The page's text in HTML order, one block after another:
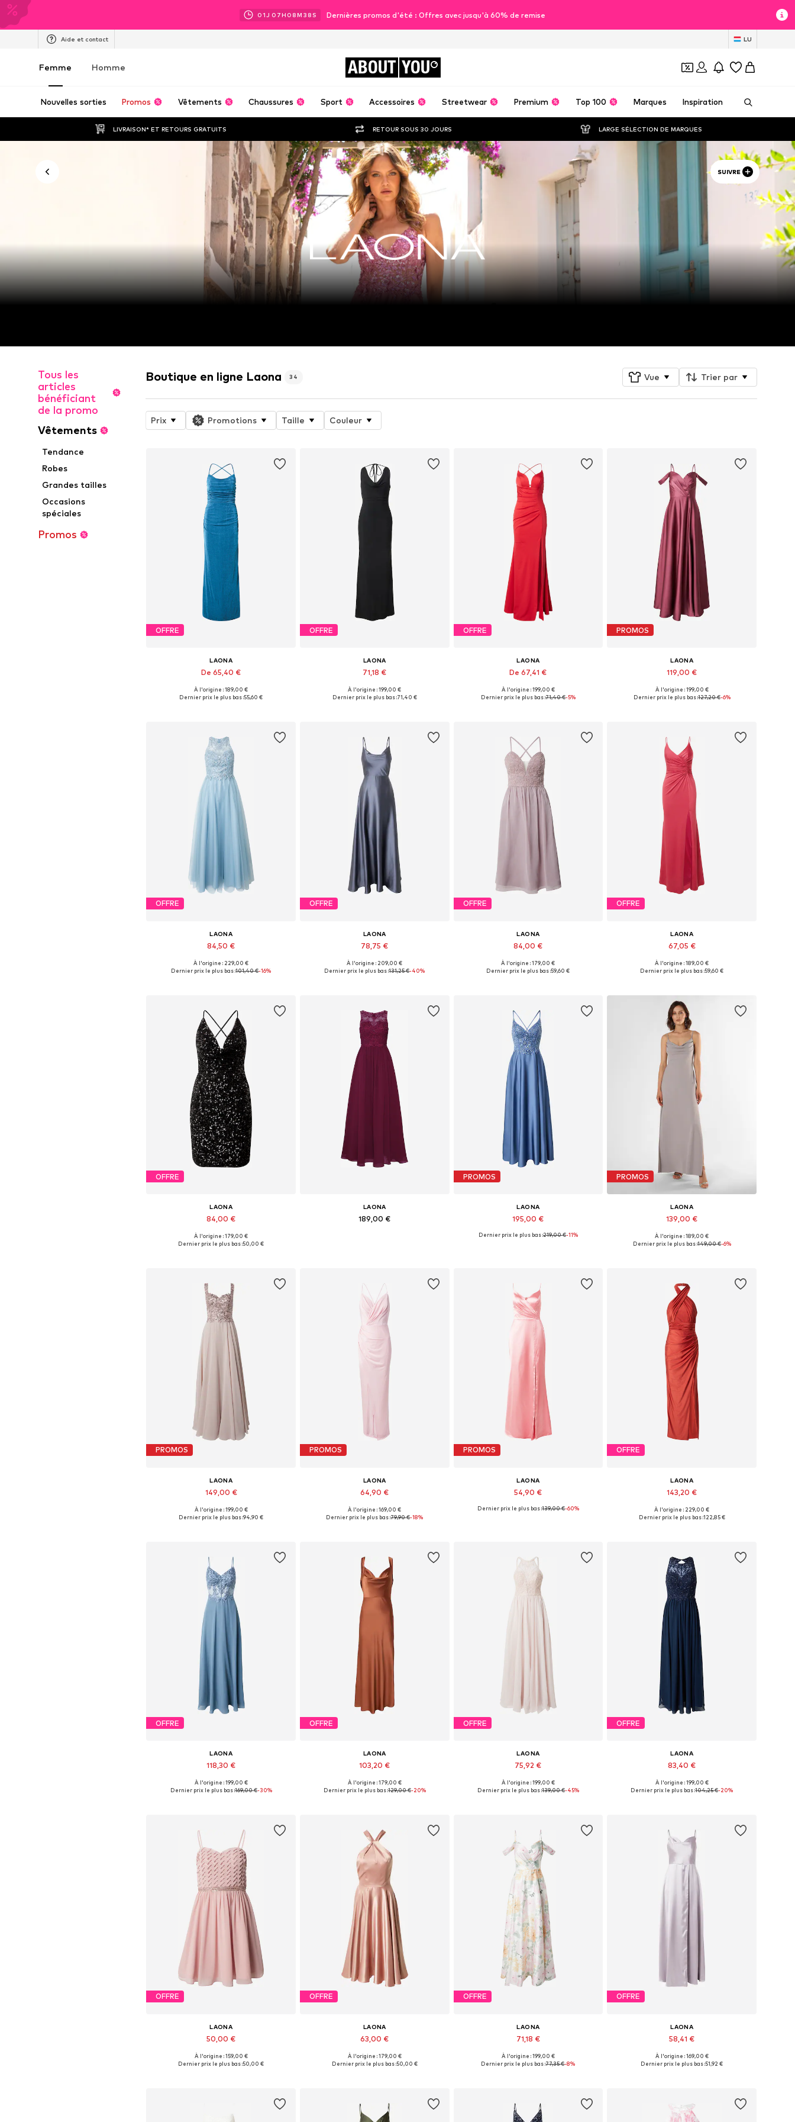
01J 07H 08M 36 S Dernières promos d'été : Offres avec jusqu'à 60% de remise
Aide et contact LU
Femme Homme ABOUT YOU
Nouvelles sorties Promos Vêtements Chaussures Sport Accessoires Streetwear Premium Top 100 Marques Inspiration
LIVRAISON* ET RETOURS GRATUITS RETOUR SOUS 30 JOURS LARGE SÉLECTION DE MARQUES
SUIVRE
Tous les
articles
bénéficiant
de la promo
Vêtements
Tendance
Robes
Grandes tailles
Occasions
spéciales
Promos
Boutique en ligne Laona 34 Vue Trier par
Prix Promotions Taille Couleur
OFFRE
LAONA
De 65,40 €
Tailles disponibles: 34, 38, 40
À l'origine : 189,00 €
Dernier prix le plus bas :55,60 €
OFFRE
LAONA
71,18 €
Tailles disponibles: 34, 36, 38, 40, 42
À l'origine : 199,00 €
Dernier prix le plus bas :71,40 €
OFFRE
LAONA
De 67,41 €
Tailles disponibles: 34, 36, 38
À l'origine : 199,00 €
Dernier prix le plus bas :71,40 €-5%
PROMOS
LAONA
119,00 €
Tailles disponibles: 34, 36
À l'origine : 199,00 €
Dernier prix le plus bas :127,20 €-6%
OFFRE
LAONA
84,50 €
Tailles disponibles: 34, 36
À l'origine : 229,00 €
Dernier prix le plus bas :101,40 €-16%
OFFRE
LAONA
78,75 €
Tailles disponibles: 34, 38
À l'origine : 209,00 €
Dernier prix le plus bas :131,25 €-40%
OFFRE
LAONA
84,00 €
Tailles disponibles: 38, 42
À l'origine : 179,00 €
Dernier prix le plus bas :59,60 €
OFFRE
LAONA
67,05 €
Tailles disponibles: 36, 38
À l'origine : 189,00 €
Dernier prix le plus bas :59,60 €
OFFRE
LAONA
84,00 €
Tailles disponibles: 36, 38
À l'origine : 179,00 €
Dernier prix le plus bas :50,00 €
LAONA
189,00 €
PROMOS
LAONA
195,00 €
Tailles disponibles: 36
Dernier prix le plus bas :219,00 €-11%
PROMOS
LAONA
139,00 €
Tailles disponibles: 40
À l'origine : 189,00 €
Dernier prix le plus bas :149,00 €-6%
PROMOS
LAONA
149,00 €
Tailles disponibles: 34
À l'origine : 199,00 €
Dernier prix le plus bas :94,90 €
PROMOS
LAONA
64,90 €
Tailles disponibles: 40
À l'origine : 169,00 €
Dernier prix le plus bas :79,90 €-18%
PROMOS
LAONA
54,90 €
Tailles disponibles: 36
Dernier prix le plus bas :139,00 €-60%
OFFRE
LAONA
143,20 €
Tailles disponibles: 38
À l'origine : 229,00 €
Dernier prix le plus bas :122,85 €
OFFRE
LAONA
118,30 €
Tailles disponibles: 34
À l'origine : 199,00 €
Dernier prix le plus bas :169,00 €-30%
OFFRE
LAONA
103,20 €
Tailles disponibles: 36
À l'origine : 179,00 €
Dernier prix le plus bas :129,00 €-20%
OFFRE
LAONA
75,92 €
Tailles disponibles: 34
À l'origine : 199,00 €
Dernier prix le plus bas :139,00 €-45%
OFFRE
LAONA
83,40 €
Tailles disponibles: 40
À l'origine : 199,00 €
Dernier prix le plus bas :104,25 €-20%
OFFRE
LAONA
50,00 €
Tailles disponibles: 42
À l'origine : 159,00 €
Dernier prix le plus bas :50,00 €
OFFRE
LAONA
63,00 €
Tailles disponibles: 34
À l'origine : 179,00 €
Dernier prix le plus bas :50,00 €
OFFRE
LAONA
71,18 €
Tailles disponibles: 34
À l'origine : 199,00 €
Dernier prix le plus bas :77,35 €-8%
OFFRE
LAONA
58,41 €
Tailles disponibles: 38
À l'origine : 169,00 €
Dernier prix le plus bas :51,92 €